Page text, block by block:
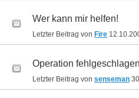
Wer kann mir helfen!
Letzter Beitrag von Fire
Operation fehlgeschlagen
Letzter Beitrag von senseman